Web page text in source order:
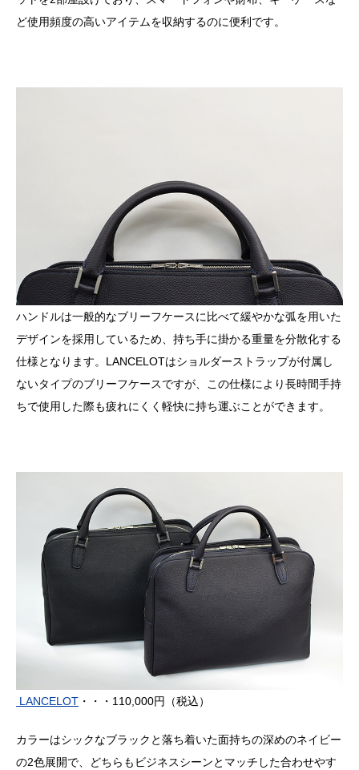
ど使用頻度の高いアイテムを収納するのに便利です。
ハンドルは一般的なブリーフケースに比べて緩やかな弧を用いた
デザインを採用しているため、持ち手に掛かる重量を分散化する
仕様となります。 LANCELOTはショルダーストラップが付属し
ないタイプのブリーフケースですが、この仕様により長時間手持
ちで使用した際も疲れにくく軽快に持ち運ぶことができます。
LANCELOT ・・・110,000円（税込）
カラーはシックなブラックと落ち着いた面持ちの深めのネイビー
の2色展開で、どちらもビジネスシーンとマッチした合わせやす